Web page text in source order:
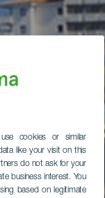
cookies or similar
like your visit on this
do not ask for your
business interest. You
based on legitimate